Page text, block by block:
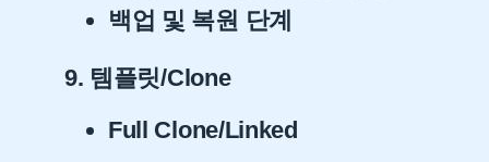
백업 및 복원 단계
9. 템플릿/Clone
Full Clone/Linked